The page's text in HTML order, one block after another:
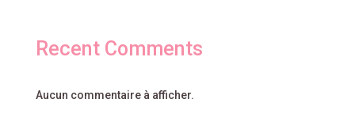
Recent Comments
Aucun commentaire à afficher.